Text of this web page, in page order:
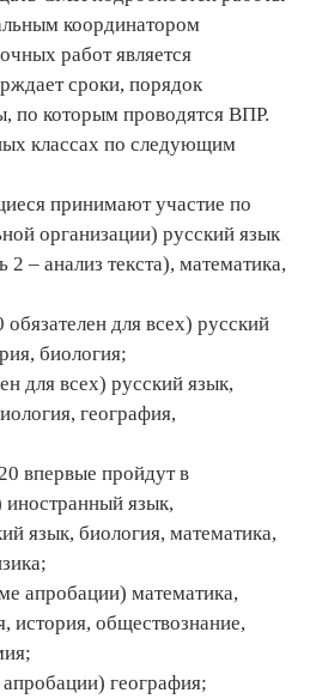
координатором
работ является
сроки, порядок
по которым проводятся ВПР.
классах по следующим
принимают участие по
организации) русский язык
2 – анализ текста), математика,
для всех) русский
биология;
для всех) русский язык,
география,
впервые пройдут в
иностранный язык,
язык, биология, математика,
апробации) математика,
история, обществознание,
география;